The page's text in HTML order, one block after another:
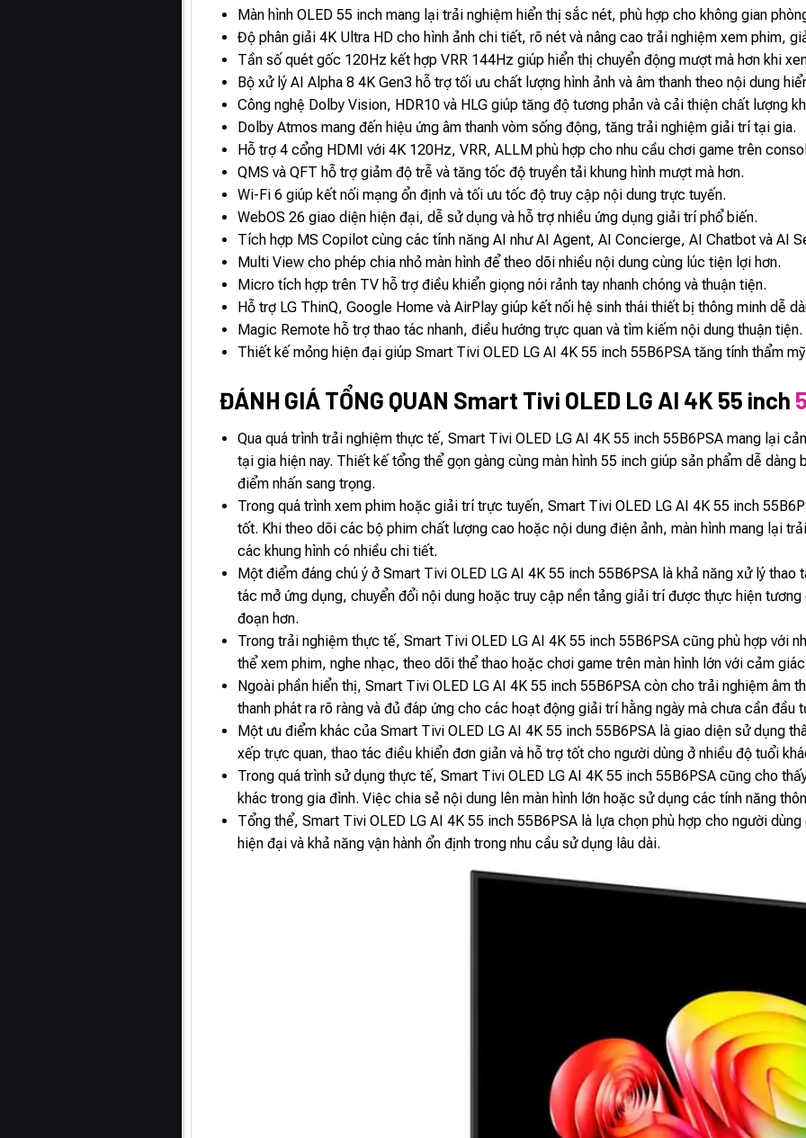
Màn hình OLED 55 inch mang lại trải nghiệm hiển thị sắc nét, phù hợp cho không gian
Độ phân giải 4K Ultra HD cho hình ảnh chi tiết, rõ nét và nâng cao trải nghiệm xem phim,
Tần số quét gốc 120Hz kết hợp VRR 144Hz giúp hiển thị chuyển động mượt mà hơn khi
Bộ xử lý AI Alpha 8 4K Gen3 hỗ trợ tối ưu chất lượng hình ảnh và âm thanh theo nội dung
Công nghệ Dolby Vision, HDR10 và HLG giúp tăng độ tương phản và cải thiện chất lượng
Dolby Atmos mang đến hiệu ứng âm thanh vòm sống động, tăng trải nghiệm giải trí tại gia.
Hỗ trợ 4 cổng HDMI với 4K 120Hz, VRR, ALLM phù hợp cho nhu cầu chơi game trên
QMS và QFT hỗ trợ giảm độ trễ và tăng tốc độ truyền tải khung hình mượt mà hơn.
Wi-Fi 6 giúp kết nối mạng ổn định và tối ưu tốc độ truy cập nội dung trực tuyến.
WebOS 26 giao diện hiện đại, dễ sử dụng và hỗ trợ nhiều ứng dụng giải trí phổ biến.
Tích hợp MS Copilot cùng các tính năng AI như AI Agent, AI Concierge, AI Chatbot và AI
Multi View cho phép chia nhỏ màn hình để theo dõi nhiều nội dung cùng lúc tiện lợi hơn.
Micro tích hợp trên TV hỗ trợ điều khiển giọng nói rảnh tay nhanh chóng và thuận tiện.
Hỗ trợ LG ThinQ, Google Home và AirPlay giúp kết nối hệ sinh thái thiết bị thông minh dễ
Magic Remote hỗ trợ thao tác nhanh, điều hướng trực quan và tìm kiếm nội dung thuận tiện.
Thiết kế mỏng hiện đại giúp Smart Tivi OLED LG AI 4K 55 inch 55B6PSA tăng tính thẩm
ĐÁNH GIÁ TỔNG QUAN Smart Tivi OLED LG AI 4K 55 inch
Qua quá trình trải nghiệm thực tế, Smart Tivi OLED LG AI 4K 55 inch 55B6PSA mang lại
tại gia hiện nay. Thiết kế tổng thể gọn gàng cùng màn hình 55 inch giúp sản phẩm dễ
điểm nhấn sang trọng.
Trong quá trình xem phim hoặc giải trí trực tuyến, Smart Tivi OLED LG AI 4K 55 inch
tốt. Khi theo dõi các bộ phim chất lượng cao hoặc nội dung điện ảnh, màn hình mang lại
các khung hình có nhiều chi tiết.
Một điểm đáng chú ý ở Smart Tivi OLED LG AI 4K 55 inch 55B6PSA là khả năng xử lý
tác mở ứng dụng, chuyển đổi nội dung hoặc truy cập nền tảng giải trí được thực hiện
đoạn hơn.
Trong trải nghiệm thực tế, Smart Tivi OLED LG AI 4K 55 inch 55B6PSA cũng phù hợp với
thể xem phim, nghe nhạc, theo dõi thể thao hoặc chơi game trên màn hình lớn với cảm
Ngoài phần hiển thị, Smart Tivi OLED LG AI 4K 55 inch 55B6PSA còn cho trải nghiệm âm
thanh phát ra rõ ràng và đủ đáp ứng cho các hoạt động giải trí hằng ngày mà chưa cần đầu
Một ưu điểm khác của Smart Tivi OLED LG AI 4K 55 inch 55B6PSA là giao diện sử dụng
xếp trực quan, thao tác điều khiển đơn giản và hỗ trợ tốt cho người dùng ở nhiều độ tuổi
Trong quá trình sử dụng thực tế, Smart Tivi OLED LG AI 4K 55 inch 55B6PSA cũng cho
khác trong gia đình. Việc chia sẻ nội dung lên màn hình lớn hoặc sử dụng các tính năng
Tổng thể, Smart Tivi OLED LG AI 4K 55 inch 55B6PSA là lựa chọn phù hợp cho người
hiện đại và khả năng vận hành ổn định trong nhu cầu sử dụng lâu dài.